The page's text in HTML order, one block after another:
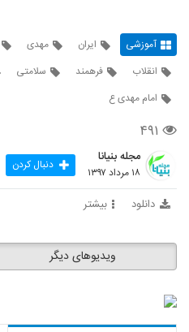
آموزشی ایران مهدی
انقلاب
فرهمند سلامتی
امام مهدی ع
۴۹۱
مجله بنیانا
۱۸ مرداد ۱۳۹۷ دنبال کردن
دانلود بیشتر
ویدیوهای دیگر